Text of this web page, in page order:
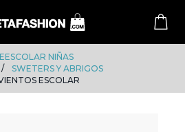
NIÑAS
SWETERS Y ABRIGOS
ESCOLAR